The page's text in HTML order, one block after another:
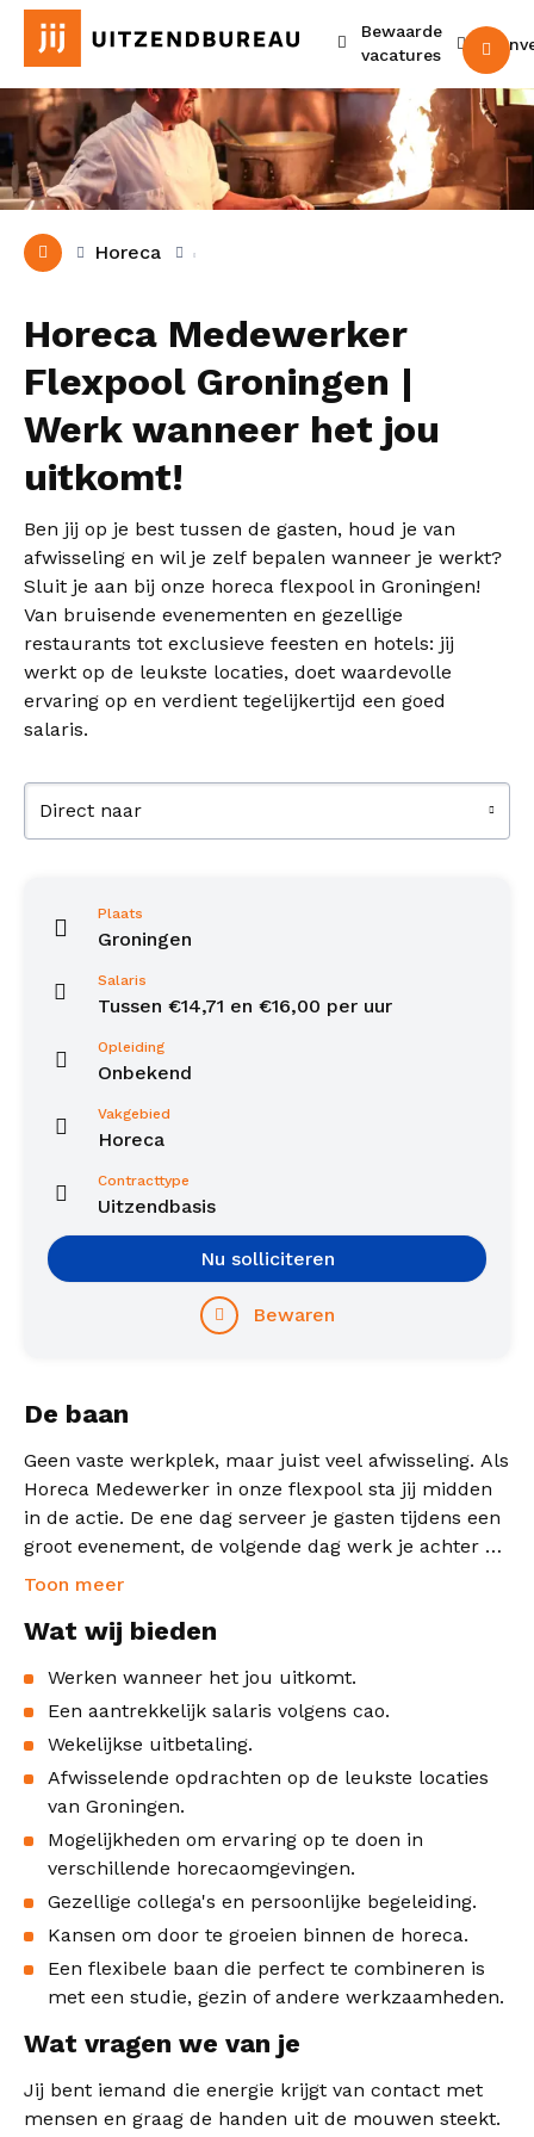
Bewaarde
vacatures
Horeca
Horeca Medewerker
Flexpool Groningen |
Werk wanneer het jou
uitkomt!
Ben jij op je best tussen de gasten, houd je van
afwisseling en wil je zelf bepalen wanneer je werkt?
Sluit je aan bij onze horeca flexpool in Groningen!
Van bruisende evenementen en gezellige
restaurants tot exclusieve feesten en hotels: jij
werkt op de leukste locaties, doet waardevolle
ervaring op en verdient tegelijkertijd een goed
salaris.
Direct naar
Plaats
Groningen
Salaris
Tussen €14,71 en €16,00 per uur
Opleiding
Onbekend
Vakgebied
Horeca
Contracttype
Uitzendbasis
Nu solliciteren
Bewaren
De baan
Geen vaste werkplek, maar juist veel afwisseling. Als
Horeca Medewerker in onze flexpool sta jij midden
in de actie. De ene dag serveer je gasten tijdens een
groot evenement, de volgende dag werk je achter de
bar van een sfeervolle horecalocatie of ondersteun
Toon meer
Wat wij bieden
Werken wanneer het jou uitkomt.
Een aantrekkelijk salaris volgens cao.
Wekelijkse uitbetaling.
Afwisselende opdrachten op de leukste locaties
van Groningen.
Mogelijkheden om ervaring op te doen in
verschillende horecaomgevingen.
Gezellige collega's en persoonlijke begeleiding.
Kansen om door te groeien binnen de horeca.
Een flexibele baan die perfect te combineren is
met een studie, gezin of andere werkzaamheden.
Wat vragen we van je
Jij bent iemand die energie krijgt van contact met
mensen en graag de handen uit de mouwen steekt.